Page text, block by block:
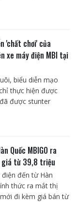
'chất chơi' của
xe máy điện MBI tại
biểu diễn mạo
thực hiện được
được stunter
Quốc MBIGO ra
từ 39,8 triệu
đến từ Hàn
thức ra mắt thị
đi kèm giá bán từ